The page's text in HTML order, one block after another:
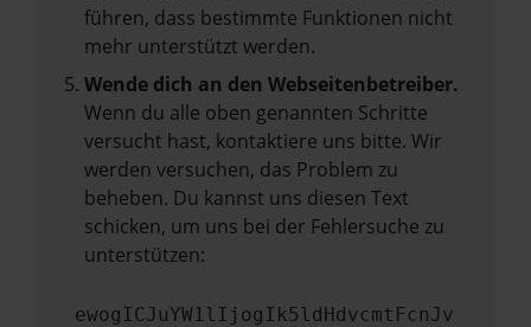
führen, dass bestimmte Funktionen nicht
mehr unterstützt werden.
Wende dich an den Webseitenbetreiber.
Wenn du alle oben genannten Schritte
versucht hast, kontaktiere uns bitte. Wir
werden versuchen, das Problem zu
beheben. Du kannst uns diesen Text
schicken, um uns bei der Fehlersuche zu
unterstützen:
ewogICJuYW1lIjogIk5ldHdvcmtFcnJv